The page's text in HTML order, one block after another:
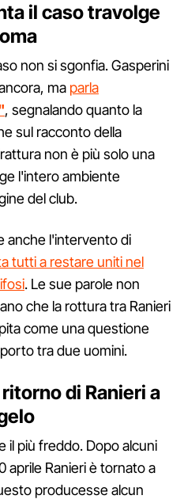
il caso travolge
non si sgonfia. Gasperini
ma parla
, segnalando quanto la
sul racconto della
non è più solo una
l'intero ambiente
del club.
anche l'intervento di
tutti a restare uniti nel
. Le sue parole non
che la rottura tra Ranieri
come una questione
tra due uomini.
di Ranieri a
il più freddo. Dopo alcuni
aprile Ranieri è tornato a
producesse alcun